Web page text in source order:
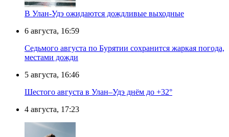
В Улан-Удэ ожидаются дождливые выходные
6 августа, 16:59
Седьмого августа по Бурятии сохранится жаркая погода,
местами дожди
5 августа, 16:46
Шестого августа в Улан–Удэ днём до +32°
4 августа, 17:23